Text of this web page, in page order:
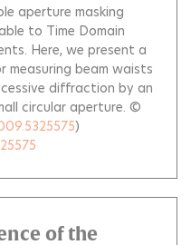
aperture masking
to Time Domain
Here, we present a
measuring beam waists
diffraction by an
circular aperture. ©
)
of the